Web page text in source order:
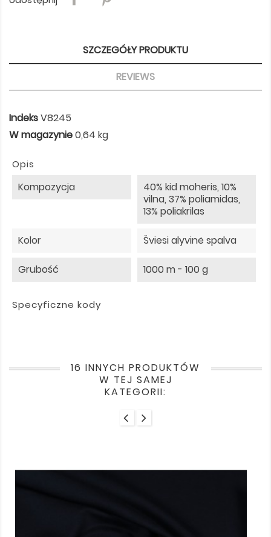
SZCZEGÓŁY PRODUKTU
REVIEWS
IndeksV8245
W magazynie0,64 kg
Opis
Kompozycja
40% kid moheris, 10%
vilna, 37% poliamidas,
13% poliakrilas
Kolor Šviesi alyvinė spalva
Grubość 1000 m - 100 g
Specyficzne kody
16 INNYCH PRODUKTÓW
W TEJ SAMEJ
KATEGORII: